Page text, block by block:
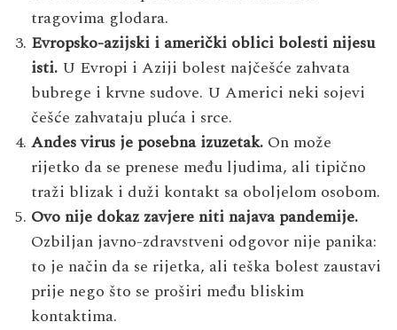
tragovima glodara.
Evropsko-azijski i američki oblici bolesti nijesu
isti. U Evropi i Aziji bolest najčešće zahvata
bubrege i krvne sudove. U Americi neki sojevi
češće zahvataju pluća i srce.
Andes virus je posebna izuzetak. On može
rijetko da se prenese među ljudima, ali tipično
traži blizak i duži kontakt sa oboljelom osobom.
Ovo nije dokaz zavjere niti najava pandemije.
Ozbiljan javno-zdravstveni odgovor nije panika:
to je način da se rijetka, ali teška bolest zaustavi
prije nego što se proširi među bliskim
kontaktima.